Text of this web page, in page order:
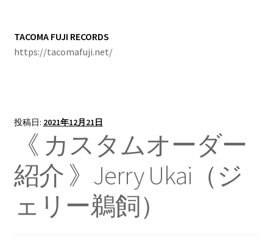
TACOMA FUJI RECORDS
https://tacomafuji.net/
投稿日: 2021年12月21日
《 カスタムオーダー
紹介 》Jerry Ukai（ジ
ェリー鵜飼）